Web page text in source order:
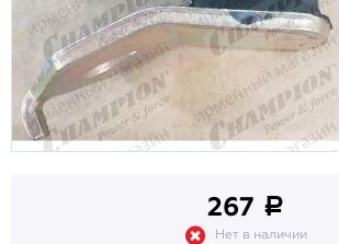
267 a
Нет в наличии